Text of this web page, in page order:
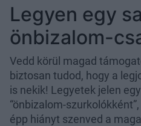
Legyen egy
önbizalom-
Vedd körül magad
biztosan tudod, hogy a
is nekik! Legyetek jelen
“önbizalom-
épp hiányt szenved a